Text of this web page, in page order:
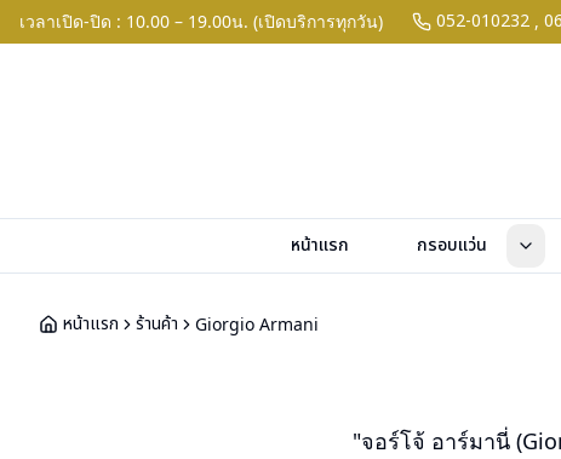
เวลาเปิด-ปิด : 10.00 – 19.00น. (เปิดบริการทุกวัน) 052-010232 ,
หน้าแรก กรอบแว่น
หน้าแรก ร้านค้า Giorgio Armani
"จอร์โจ้ อาร์มานี่